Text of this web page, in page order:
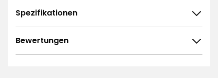
Spezifikationen
Bewertungen
4.6